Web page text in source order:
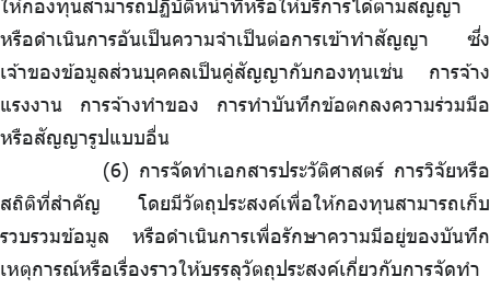
ให้กองทุนสามารถปฏิบัติหน้าที่หรือให้บริการได้ตามสัญญา
หรือดำเนินการอันเป็นความจำเป็นต่อการเข้าทำสัญญา ซึ่ง
เจ้าของข้อมูลส่วนบุคคลเป็นคู่สัญญากับกองทุนเช่น การจ้าง
แรงงาน การจ้างทำของ การทำบันทึกข้อตกลงความร่วมมือ
หรือสัญญารูปแบบอื่น
การจัดทำเอกสารประวัติศาสตร์ การวิจัยหรือ
สถิติที่สำคัญ โดยมีวัตถุประสงค์เพื่อให้กองทุนสามารถเก็บ
รวบรวมข้อมูล หรือดำเนินการเพื่อรักษาความมีอยู่ของบันทึก
เหตุการณ์หรือเรื่องราวให้บรรลุวัตถุประสงค์เกี่ยวกับการจัดทำ